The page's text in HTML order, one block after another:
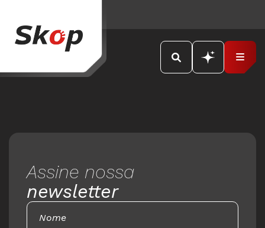
Assine nossa
newsletter